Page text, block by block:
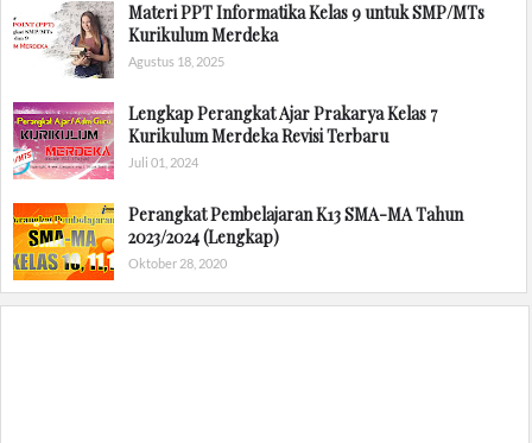
Materi PPT Informatika Kelas 9 untuk SMP/MTs
Kurikulum Merdeka
Agustus 18, 2025
Lengkap Perangkat Ajar Prakarya Kelas 7
Kurikulum Merdeka Revisi Terbaru
Juli 01, 2024
Perangkat Pembelajaran K13 SMA-MA Tahun
2023/2024 (Lengkap)
Oktober 28, 2020